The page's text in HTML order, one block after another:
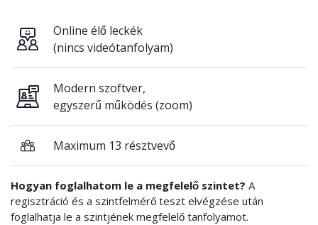
Online élő leckék
(nincs videótanfolyam)
Modern szoftver,
egyszerű működés (zoom)
Maximum 13 résztvevő
Hogyan foglalhatom le a megfelelő szintet? A
regisztráció és a szintfelmérő teszt elvégzése után
foglalhatja le a szintjének megfelelő tanfolyamot.